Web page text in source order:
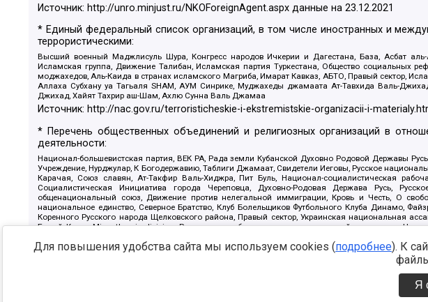
Источник: http://unro.minjust.ru/NKOForeignAgent.aspx данные на23.12.2021
* Единый федеральный список организаций, в том числе иностранных и
террористическими:
Высший военный Маджлисуль Шура, Конгресс народов Ичкерии и Дагестана, База, Асбат
Исламская группа, Движение Талибан, Исламская партия Туркестана, Общество
моджахедов, Аль-Каида в странах исламского Магриба, Имарат Кавказ, АБТО, Правый сектор,
Аллаха Субхану уа Тагьаля SHAM, АУМ Синрике, Муджахеды джамаата Ат-Тавхида Валь-
Джихад, Хайят Тахрир аш-Шам, Ахлю Сунна Валь Джамаа
Источник:http://nac.gov.ru/terroristicheskie-i-ekstremistskie-organizacii-i-
* Перечень общественных объединений и религиозных организаций в
деятельности:
Национал-большевистская партия, ВЕК РА, Рада земли Кубанской Духовно Родовой Державы
Учреждение, Нурджулар, К Богодержавию, Таблиги Джамаат, Свидетели Иеговы, Русское
Карачая, Союз славян, Ат-Такфир Валь-Хиджра, Пит Буль, Национал-социалистическая
Социалистическая Инициатива города Череповца, Духовно-Родовая Держава Русь,
общенациональный союз, Движение против нелегальной иммиграции, Кровь и Честь, О
национальное единство, Северное Братство, Клуб Болельщиков Футбольного Клуба Динамо,
Коренного Русского народа Щелковского района, Правый сектор, Украинская национальная
Белый Крест, Misanthropic division, Религиозное объединение последователей инглиизма,
Артподготовка, Штольц, В честь иконы Божией Матери Державная, Сектор 16, Независимость,
Крю, Союз Славянских Сил Руси, Алля-Аят, Благотворительный пансионат Ак Умут, Русская
Патриотический клуб-Новокузнецк/РПК, Сибирский державный союз, Фонд борьбы с коррупцией,
Для повышения удобства сайта мы используем cookies (подробнее). К
Я